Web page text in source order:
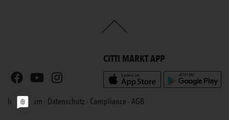
Impressum · Datenschutz · Compliance · AGB
CITTI MARKT APP